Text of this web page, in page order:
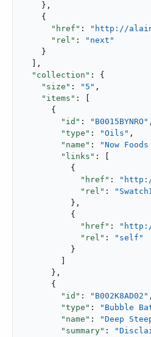
    },
    {
"href" :
"http://
"rel" :
"next"
    }
  ],
"collection" : {
"size" : "5" ,
"items" : [
      {
"id" : "B0015BYNRO" ,
"type" : "Oils" ,
"name" : "Now Foods
"links" : [
          {
"href" :
"http://
"rel" :
          },
          {
"href" :
"rel" :
"self"
          }
      },
      {
"id" : "B002K8AD02" ,
"type" : "Bubble
"name" : "Deep
"summary" :